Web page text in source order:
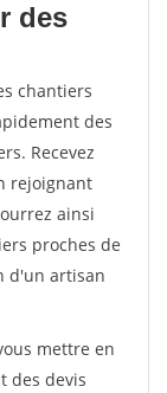
des
chantiers
des
Recevez
rejoignant
ainsi
proches de
d'un artisan
mettre en
des devis